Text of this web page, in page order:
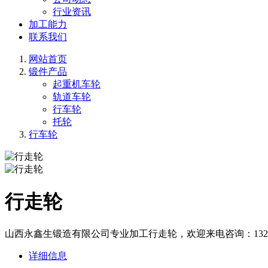
行业资讯
加工能力
联系我们
网站首页
锻件产品
起重机车轮
轨道车轮
行车轮
托轮
行车轮
行走轮
山西永鑫生锻造有限公司专业加工行走轮，欢迎来电咨询：
详细信息